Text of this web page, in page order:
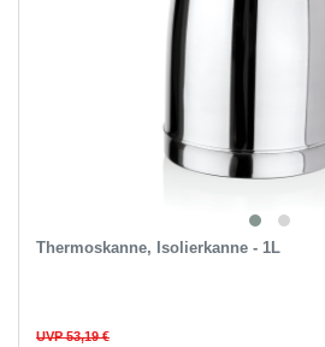
Thermoskanne, Isolierkanne - 1L
UVP 53,19 €